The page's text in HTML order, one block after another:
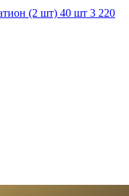
(2 шт) 40 шт 3 220